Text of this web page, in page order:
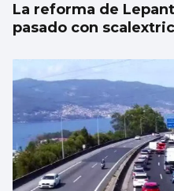
La reforma de
pasado con scalextric